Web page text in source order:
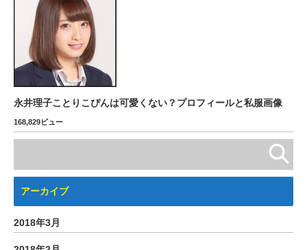
永井理子ことりこぴんは可愛くない？プロフィールと私服画像
168,829ビュー
アーカイブ
2018年3月